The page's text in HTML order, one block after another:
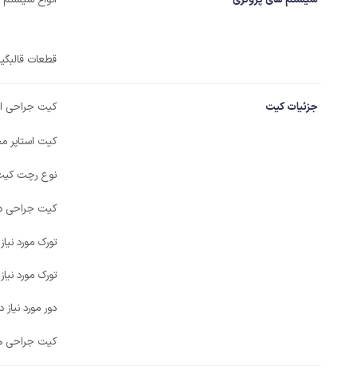
قطعات
جزئیات کیت کیت جراحی
کیت استاپر
نوع رچت
کیت جراحی
تورک مورد
تورک مورد
دور مورد نیاز
کیت جراحی